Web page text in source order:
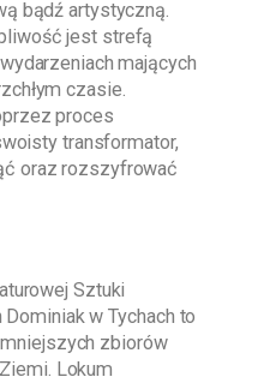
bądź artystyczną.
jest strefą
mających
czasie.
proces
transformator,
oraz rozszyfrować
Sztuki
w Tychach to
zbiorów
Lokum